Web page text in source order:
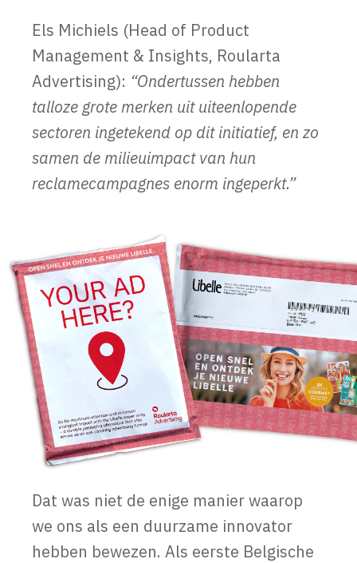
Els Michiels (Head of Product
Management & Insights, Roularta
Advertising): “Ondertussen hebben
talloze grote merken uit uiteenlopende
sectoren ingetekend op dit initiatief, en zo
samen de milieuimpact van hun
reclamecampagnes enorm ingeperkt.”
Dat was niet de enige manier waarop
we ons als een duurzame innovator
hebben bewezen. Als eerste Belgische